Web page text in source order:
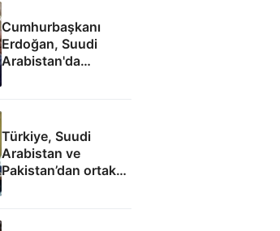
Cumhurbaşkanı
Erdoğan, Suudi
Arabistan'da
Türkiye, Suudi
Arabistan ve
Pakistan’dan ortak
savunma
metni